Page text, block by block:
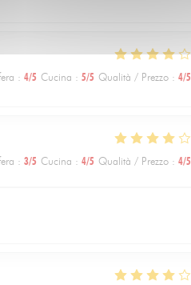
: 4/5 Cucina : 5/5 Qualità / Prezzo : 4/5
: 3/5 Cucina : 4/5 Qualità / Prezzo : 4/5